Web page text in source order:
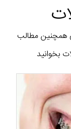
همچنین مطالب
بخوانید